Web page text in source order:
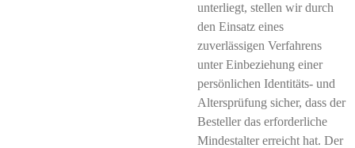
unterliegt, stellen wir durch
den Einsatz eines
zuverlässigen Verfahrens
unter Einbeziehung einer
persönlichen Identitäts- und
Altersprüfung sicher, dass der
Besteller das erforderliche
Mindestalter erreicht hat. Der